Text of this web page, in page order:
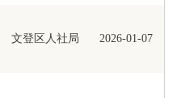
文登区人社局 2026-01-07